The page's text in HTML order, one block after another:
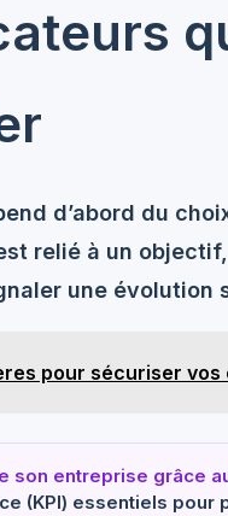
d’abord du
relié à un
une évolution
pour sécuriser
son entreprise grâce
(KPI) essentiels pour